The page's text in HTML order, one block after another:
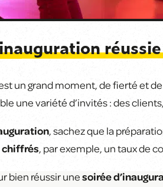
un grand moment, de fierté et de
une variété d’invités : des
, sachez que la
, par exemple, un taux de
bien réussir unesoirée